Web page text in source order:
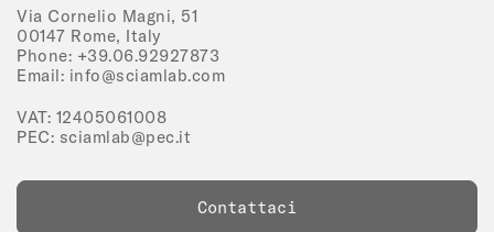
Via Cornelio Magni, 51
00147 Rome, Italy
Phone: +39.06.92927873
Email: info@sciamlab.com
VAT: 12405061008
PEC: sciamlab@pec.it
Contattaci